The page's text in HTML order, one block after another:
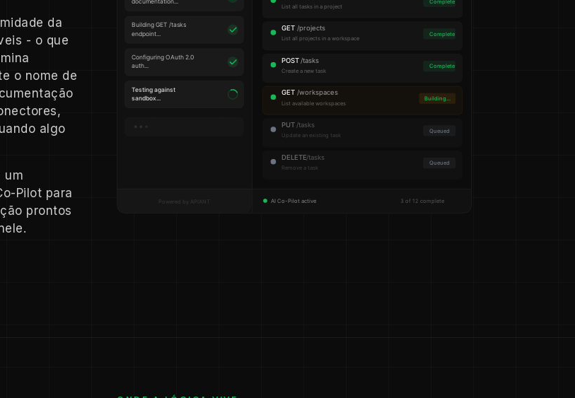
da
- o que
o nome de
algo
um
Pilot para
prontos